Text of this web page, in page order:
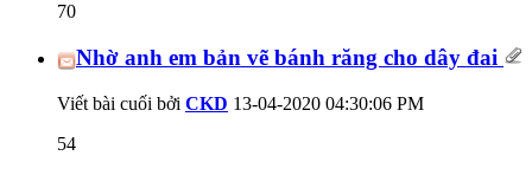
70
Nhờ anh em bản vẽ bánh răng cho dây đai
Viết bài cuối bởi CKD 13-04-2020 04:30:06 PM
54